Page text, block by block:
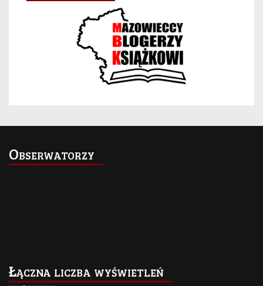
Obserwatorzy
Łączna liczba wyświetleń